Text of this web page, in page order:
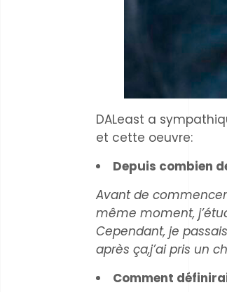
DALeast a
et cette oeuvre:
Depuis combien
Avant de
même moment,
Cependant, je
après ça,j’ai pris un
Comment